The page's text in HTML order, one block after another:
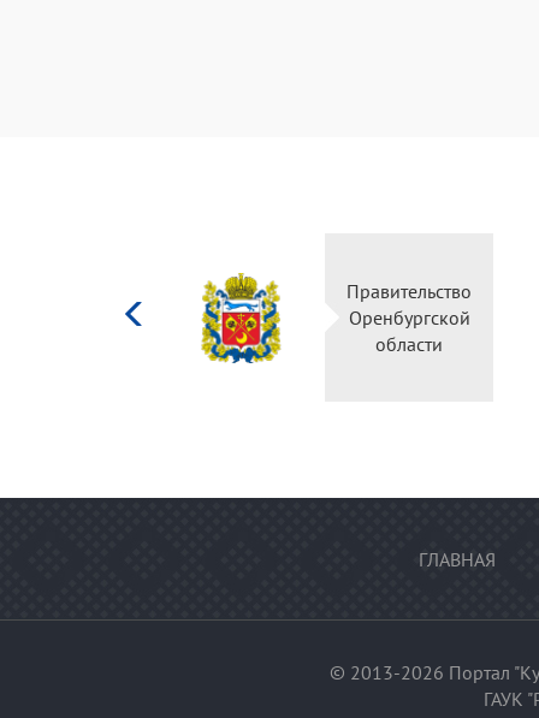
Правительство
Оренбургской
области
ГЛАВНАЯ
© 2013-2026 Портал
ГАУК